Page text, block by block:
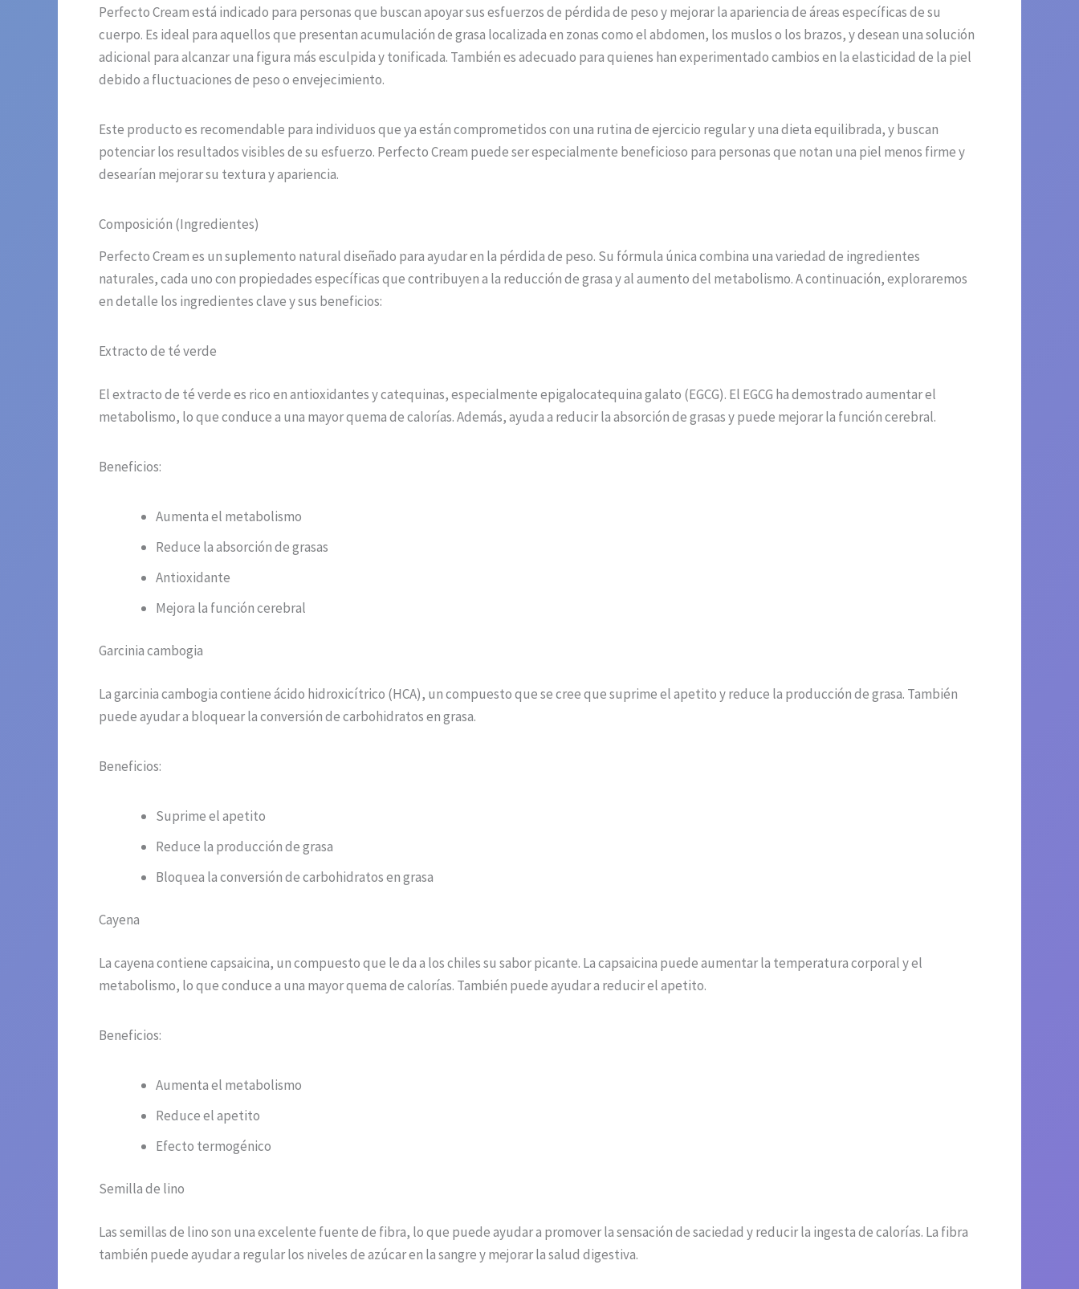
Perfecto Cream está indicado para personas que buscan apoyar sus esfuerzos de pérdida de peso y mejorar la apariencia de áreas específicas de su
cuerpo. Es ideal para aquellos que presentan acumulación de grasa localizada en zonas como el abdomen, los muslos o los brazos, y desean una solución
adicional para alcanzar una figura más esculpida y tonificada. También es adecuado para quienes han experimentado cambios en la elasticidad de la piel
debido a fluctuaciones de peso o envejecimiento.
Este producto es recomendable para individuos que ya están comprometidos con una rutina de ejercicio regular y una dieta equilibrada, y buscan
potenciar los resultados visibles de su esfuerzo. Perfecto Cream puede ser especialmente beneficioso para personas que notan una piel menos firme y
desearían mejorar su textura y apariencia.
Composición (Ingredientes)
Perfecto Cream es un suplemento natural diseñado para ayudar en la pérdida de peso. Su fórmula única combina una variedad de ingredientes
naturales, cada uno con propiedades específicas que contribuyen a la reducción de grasa y al aumento del metabolismo. A continuación, exploraremos
en detalle los ingredientes clave y sus beneficios:
Extracto de té verde
El extracto de té verde es rico en antioxidantes y catequinas, especialmente epigalocatequina galato (EGCG). El EGCG ha demostrado aumentar el
metabolismo, lo que conduce a una mayor quema de calorías. Además, ayuda a reducir la absorción de grasas y puede mejorar la función cerebral.
Beneficios:
Aumenta el metabolismo
Reduce la absorción de grasas
Antioxidante
Mejora la función cerebral
Garcinia cambogia
La garcinia cambogia contiene ácido hidroxicítrico (HCA), un compuesto que se cree que suprime el apetito y reduce la producción de grasa. También
puede ayudar a bloquear la conversión de carbohidratos en grasa.
Beneficios:
Suprime el apetito
Reduce la producción de grasa
Bloquea la conversión de carbohidratos en grasa
Cayena
La cayena contiene capsaicina, un compuesto que le da a los chiles su sabor picante. La capsaicina puede aumentar la temperatura corporal y el
metabolismo, lo que conduce a una mayor quema de calorías. También puede ayudar a reducir el apetito.
Beneficios:
Aumenta el metabolismo
Reduce el apetito
Efecto termogénico
Semilla de lino
Las semillas de lino son una excelente fuente de fibra, lo que puede ayudar a promover la sensación de saciedad y reducir la ingesta de calorías. La fibra
también puede ayudar a regular los niveles de azúcar en la sangre y mejorar la salud digestiva.